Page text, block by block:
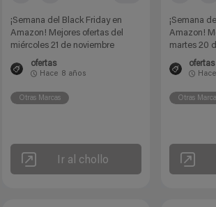
¡Semana del Black Friday en
Amazon! Mejores ofertas del
miércoles 21 de noviembre
ofertas
Hace 8 años
Otras Marcas
Ir al chollo
¡Semana
Amazon!
martes 20
ofertas
Hace
Otras